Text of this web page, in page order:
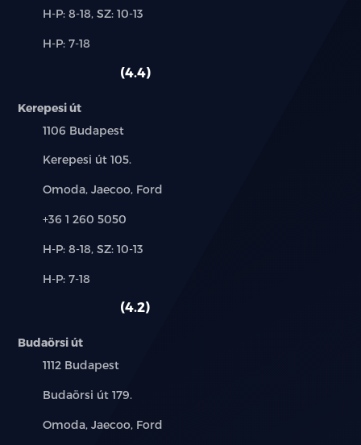
Új-
használt
H-P: 8-18, SZ: 10-13
Alkatrész,
H-P: 7-18
4.4
Kerepesi út
Település:
1106 Budapest
Cím:
Kerepesi út 105.
Márkák:
Omoda, Jaecoo, Ford
Telefon:
+36 1 260 5050
Új-
használt
H-P: 8-18, SZ: 10-13
Alkatrész,
H-P: 7-18
4.2
Budaörsi út
Település:
1112 Budapest
Cím:
Budaörsi út 179.
Márkák:
Omoda, Jaecoo, Ford